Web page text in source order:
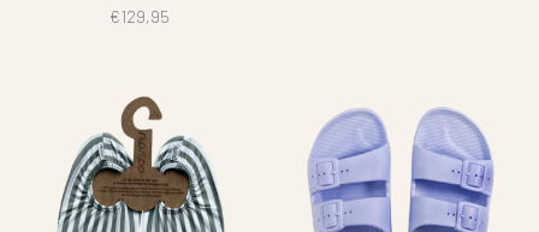
€129,95